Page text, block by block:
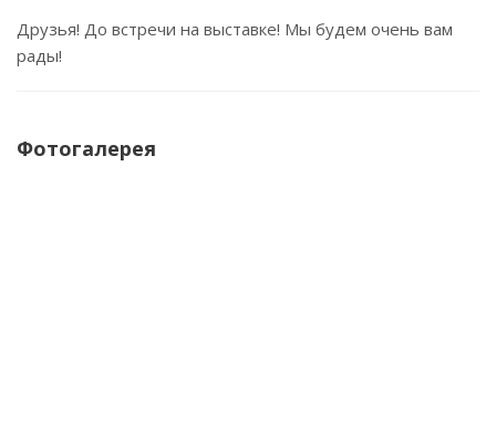
Друзья! До встречи на выставке! Мы будем очень вам
рады!
Фотогалерея